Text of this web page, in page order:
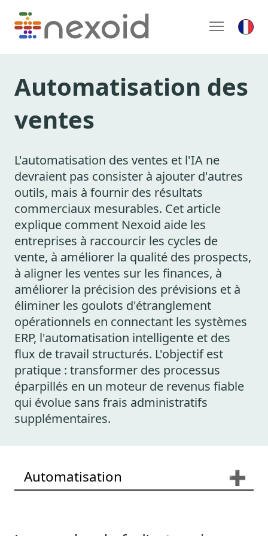
Automatisation des
ventes
L'automatisation des ventes et l'IA ne
devraient pas consister à ajouter d'autres
outils, mais à fournir des résultats
commerciaux mesurables. Cet article
explique comment Nexoid aide les
entreprises à raccourcir les cycles de
vente, à améliorer la qualité des prospects,
à aligner les ventes sur les finances, à
améliorer la précision des prévisions et à
éliminer les goulots d'étranglement
opérationnels en connectant les systèmes
ERP, l'automatisation intelligente et des
flux de travail structurés. L'objectif est
pratique : transformer des processus
éparpillés en un moteur de revenus fiable
qui évolue sans frais administratifs
supplémentaires.
Automatisation ➕